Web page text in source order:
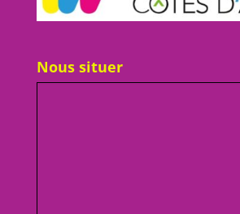
Nous situer